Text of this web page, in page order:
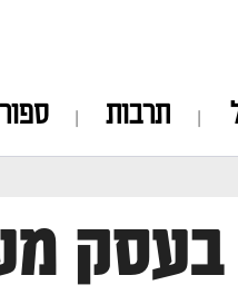
תרבות